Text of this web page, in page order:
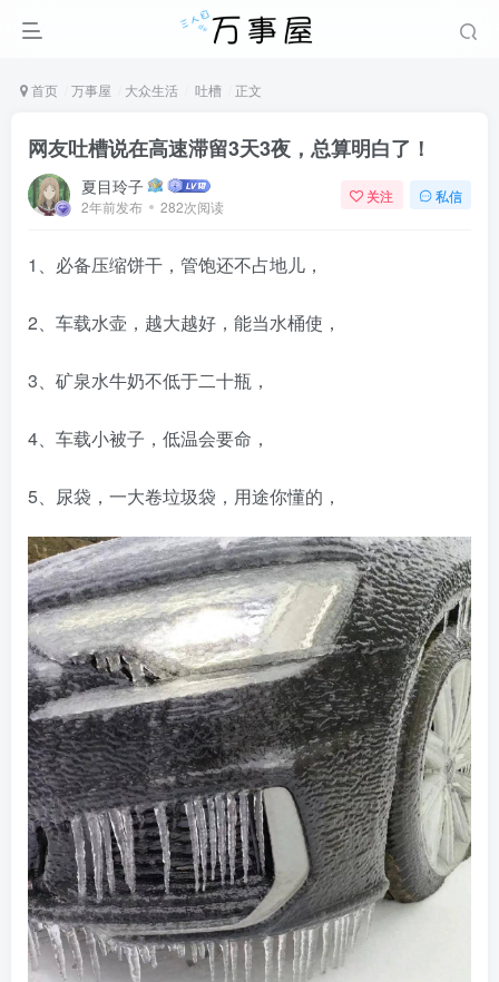
首页 万事屋 大众生活 吐槽 正文
网友吐槽说在高速滞留3天3夜，总算明白了！
夏目玲子
2年前发布 282次阅读
关注 私信
1、必备压缩饼干，管饱还不占地儿，
2、车载水壶，越大越好，能当水桶使，
3、矿泉水牛奶不低于二十瓶，
4、车载小被子，低温会要命，
5、尿袋，一大卷垃圾袋，用途你懂的，